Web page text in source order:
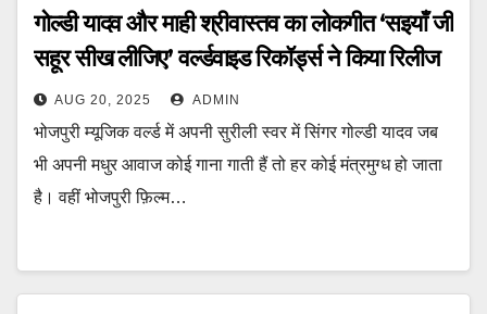
गोल्डी यादव और माही श्रीवास्तव का लोकगीत ‘सइयाँ जी
सहूर सीख लीजिए’ वर्ल्डवाइड रिकॉर्ड्स ने किया रिलीज
AUG 20, 2025 ADMIN
भोजपुरी म्यूजिक वर्ल्ड में अपनी सुरीली स्वर में सिंगर गोल्डी यादव जब
भी अपनी मधुर आवाज कोई गाना गाती हैं तो हर कोई मंत्रमुग्ध हो जाता
है। वहीं भोजपुरी फ़िल्म…